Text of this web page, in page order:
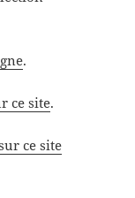
.
ce site.
ce site